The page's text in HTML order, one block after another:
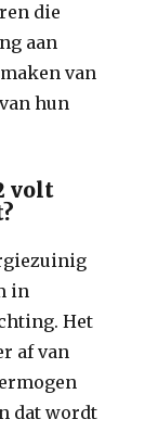
die
aan
van
hun
volt
in
Het
af van
dat wordt